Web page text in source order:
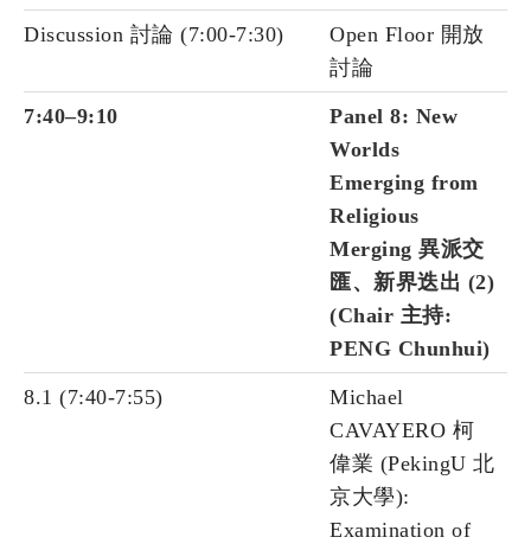
Discussion 討論 (7:00-7:30)
Open Floor 開放
討論
7:40–9:10
Panel 8: New
Worlds
Emerging from
Religious
Merging 異派交
匯、新界迭出 (2)
(Chair 主持:
PENG Chunhui)
8.1 (7:40-7:55)
Michael
CAVAYERO 柯
偉業 (PekingU 北
京大學):
Examination of